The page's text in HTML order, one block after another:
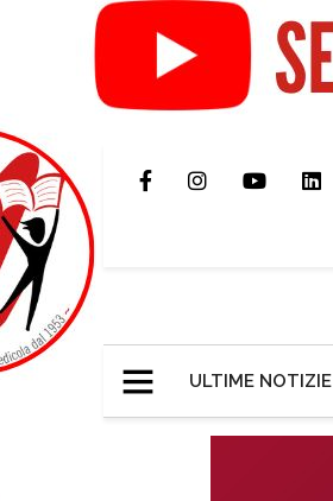
ULTIME NOTIZIE